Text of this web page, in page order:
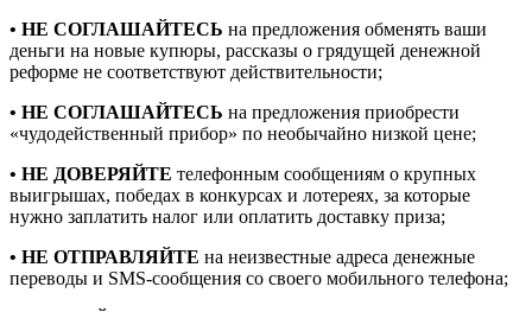
• НЕ СОГЛАШАЙТЕСЬ на предложения обменять ваши
деньги на новые купюры, рассказы о грядущей денежной
реформе не соответствуют действительности;
• НЕ СОГЛАШАЙТЕСЬ на предложения приобрести
«чудодейственный прибор» по необычайно низкой цене;
• НЕ ДОВЕРЯЙТЕ телефонным сообщениям о крупных
выигрышах, победах в конкурсах и лотереях, за которые
нужно заплатить налог или оплатить доставку приза;
• НЕ ОТПРАВЛЯЙТЕ на неизвестные адреса денежные
переводы и SМS-сообщения со своего мобильного телефона;